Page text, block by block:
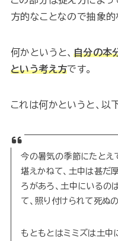
方的なことなので抽象的
何かというと、 自分の本
という考え方です。
これは何かというと、以
今の暑気の季節にたとえ
堪えかねて、土中は甚だ
ろがあろ、土中にいるの
て、照り付けられて死ぬ
もともとはミミズは土中